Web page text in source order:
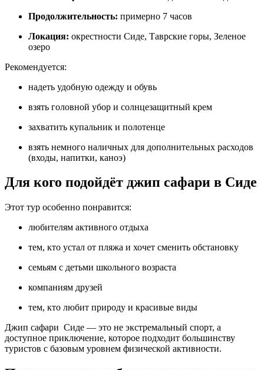
Продолжительность: примерно 7 часов
Локация: окрестности Сиде, Таврские горы, Зеленое
озеро
Рекомендуется:
надеть удобную одежду и обувь
взять головной убор и солнцезащитный крем
захватить купальник и полотенце
взять немного наличных для дополнительных расходов
(входы, напитки, каноэ)
Для кого подойдёт джип сафари в Сиде
Этот тур особенно понравится:
любителям активного отдыха
тем, кто устал от пляжа и хочет сменить обстановку
семьям с детьми школьного возраста
компаниям друзей
тем, кто любит природу и красивые виды
Джип сафари Сиде — это не экстремальный спорт, а
доступное приключение, которое подходит большинству
туристов с базовым уровнем физической активности.